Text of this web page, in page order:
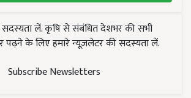
सदस्यता लें. कृषि से संबंधित देशभर की सभी
के लिए हमारे न्यूज़लेटर की सदस्यता लें.
Subscribe Newsletters